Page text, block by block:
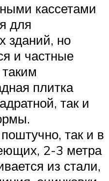
кассетами
для
зданий, но
и частные
плитка
так и
так и в
2-3 метра
из стали,